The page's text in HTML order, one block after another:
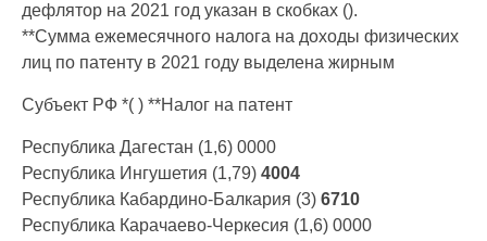
дефлятор на 2021 год указан в скобках ().
**Сумма ежемесячного налога на доходы физических
лиц по патенту в 2021 году выделена жирным
Субъект РФ *( ) **Налог на патент
Республика Дагестан (1,6) 0000
Республика Ингушетия (1,79) 4004
Республика Кабардино-Балкария (3) 6710
Республика Карачаево-Черкесия (1,6) 0000